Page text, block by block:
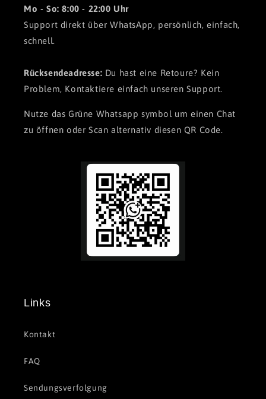
Mo - So: 8:00 - 22:00 Uhr
Support direkt über WhatsApp, persönlich, einfach,
schnell.
Rücksendeadresse: Du hast eine Retoure? Kein
Problem, Kontaktiere einfach unseren Support.
Nutze das Grüne Whatsapp symbol um einen Chat
zu öffnen oder Scan alternativ diesen QR Code.
Links
Kontakt
FAQ
Sendungsverfolgung